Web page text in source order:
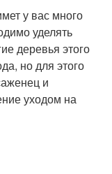
у вас много
уделять
деревья этого
но для этого
и
уходом на